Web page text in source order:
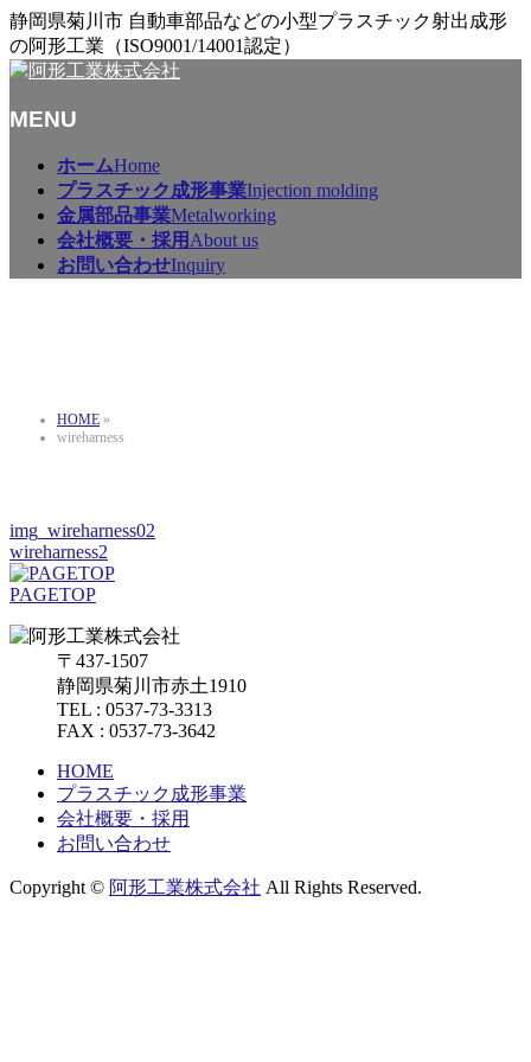
静岡県菊川市 自動車部品などの小型プラスチック射出成形
の阿形工業（ISO9001/14001認定）
MENU
ホームHome
プラスチック成形事業Injection molding
金属部品事業Metalworking
会社概要・採用About us
お問い合わせInquiry
HOME »
wireharness
img_wireharness02
wireharness2
PAGETOP
〒437-1507
静岡県菊川市赤土1910
TEL : 0537-73-3313
FAX : 0537-73-3642
HOME
プラスチック成形事業
会社概要・採用
お問い合わせ
Copyright © 阿形工業株式会社 All Rights Reserved.